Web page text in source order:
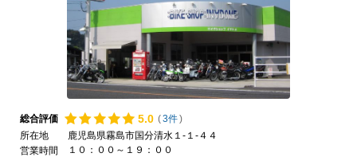
総合評価 5.0 (3件)
所在地
鹿児島県霧島市国分清水１-１-４４
営業時間
１０：００～１９：００